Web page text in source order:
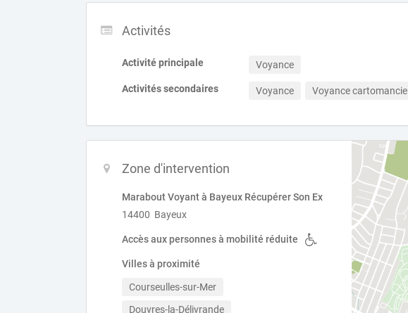
Activités
Activité principale Voyance
Activités secondaires Voyance Voyance cartomancie
Zone d'intervention
Marabout Voyant à Bayeux Récupérer Son Ex
14400 Bayeux
Accès aux personnes à mobilité réduite
Villes à proximité
Courseulles-sur-Mer
Douvres-la-Délivrande